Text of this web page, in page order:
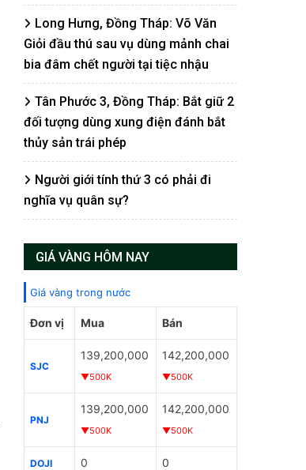
Long Hưng, Đồng Tháp: Võ Văn
Giỏi đầu thú sau vụ dùng mảnh chai
bia đâm chết người tại tiệc nhậu
Tân Phước 3, Đồng Tháp: Bắt giữ 2
đối tượng dùng xung điện đánh bắt
thủy sản trái phép
Người giới tính thứ 3 có phải đi
nghĩa vụ quân sự?
GIÁ VÀNG HÔM NAY
Giá vàng trong nước
Đơn vị Mua Bán
SJC
139,200,000
▼500K
142,200,000
▼500K
PNJ
139,200,000
▼500K
142,200,000
▼500K
DOJI 0 0